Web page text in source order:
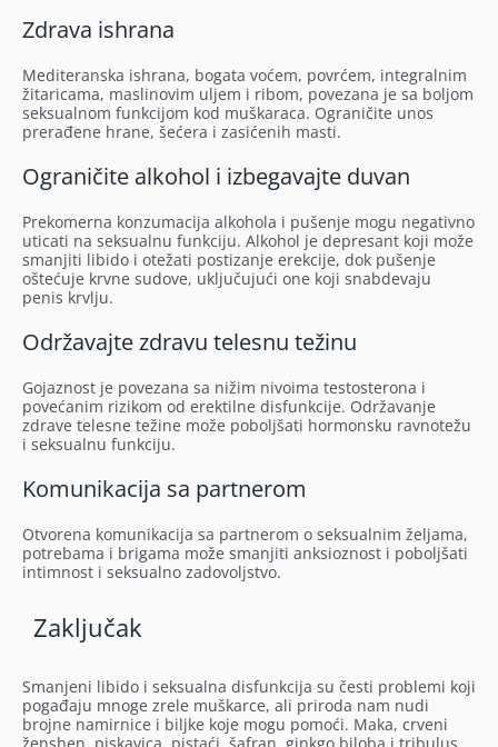
Zdrava ishrana
Mediteranska ishrana, bogata voćem, povrćem, integralnim
žitaricama, maslinovim uljem i ribom, povezana je sa boljom
seksualnom funkcijom kod muškaraca. Ograničite unos
prerađene hrane, šećera i zasićenih masti.
Ograničite alkohol i izbegavajte duvan
Prekomerna konzumacija alkohola i pušenje mogu negativno
uticati na seksualnu funkciju. Alkohol je depresant koji može
smanjiti libido i otežati postizanje erekcije, dok pušenje
oštećuje krvne sudove, uključujući one koji snabdevaju
penis krvlju.
Održavajte zdravu telesnu težinu
Gojaznost je povezana sa nižim nivoima testosterona i
povećanim rizikom od erektilne disfunkcije. Održavanje
zdrave telesne težine može poboljšati hormonsku ravnotežu
i seksualnu funkciju.
Komunikacija sa partnerom
Otvorena komunikacija sa partnerom o seksualnim željama,
potrebama i brigama može smanjiti anksioznost i poboljšati
intimnost i seksualno zadovoljstvo.
Zaključak
Smanjeni libido i seksualna disfunkcija su česti problemi koji
pogađaju mnoge zrele muškarce, ali priroda nam nudi
brojne namirnice i biljke koje mogu pomoći. Maka, crveni